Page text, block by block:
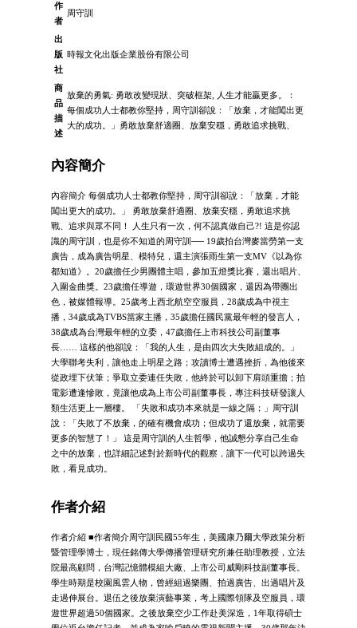
作
者
周守訓
出
版
社
時報文化出版企業股份有限公司
商
品
描
述
放棄的勇氣: 勇敢改變現狀、突破框架, 人生才能贏更多。：
每個成功人士都教你堅持，周守訓卻說：「放棄，才能闖出更
大的成功。」勇敢放棄舒適圈、放棄安穩，勇敢追求挑戰、
內容簡介
內容簡介 每個成功人士都教你堅持，周守訓卻說：「放棄，才能
闖出更大的成功。」 勇敢放棄舒適圈、放棄安穩，勇敢追求挑
戰、追求與眾不同！ 人生只有一次，何不認真做自己?! 這是你認
識的周守訓，也是你不知道的周守訓── 19歲拍台灣麥當勞第一支
廣告，成為廣告明星、模特兒，還主演張雨生第一支MV《以為你
都知道》。20歲擔任少男團體主唱，參加五燈獎比賽，還出唱片、
入圍金曲獎。23歲擔任導遊，環遊世界30個國家，還因為帶團出
色，被媒體報導。25歲考上西北航空空服員，28歲成為中視主
播，34歲成為TVBS當家主播，35歲擔任國民黨最年輕的發言人，
38歲成為台灣最年輕的立委，47歲擔任上市科技公司副董事
長…… 這樣的他卻說：「我的人生，是由四次大失敗組成的。」
大學聯考失利，讓他走上明星之路；攻讀博士遭遇挫折，為他後來
從政埋下伏筆；爭取立委連任失敗，他終於可以卸下肩頭重擔；拍
電影遭逢慘敗，竟讓他成為上市公司副董事長，專注科技研發讓人
類生活更上一層樓。 「失敗和成功本來就是一線之隔；」周守訓
說：「失敗了不放棄，的確有機會成功；但成功了還放棄，就需要
更多的智慧了！」 這是周守訓的人生哲學，他誠懇分享自己生命
之中的放棄，也詳細記述對於新時代的觀察，讓下一代可以跨過失
敗，看見成功。
作者介紹
作者介紹 ■作者簡介周守訓民國55年生，美國康乃爾大學政策分析
暨管理學博士，現任銘傳大學傳播管理研究所兼任助理教授，立法
院最高顧問，台灣記憶體模組大廠、上市公司威剛科技副董事長。
學生時期是校園風雲人物，曾經組過樂團、拍過廣告、出過唱片及
走過伸展台。退伍之後放棄演藝事業，考上國際領隊及空服員，環
遊世界超過50個國家。之後放棄空少工作赴美深造，1年取得碩士